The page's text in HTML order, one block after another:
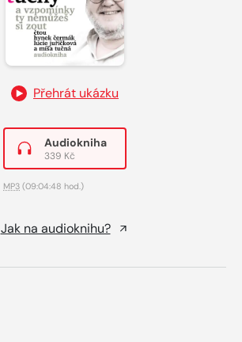
Přehrát ukázku
Audiokniha
339 Kč
MP3 (09:04:48 hod.)
Jak na audioknihu?